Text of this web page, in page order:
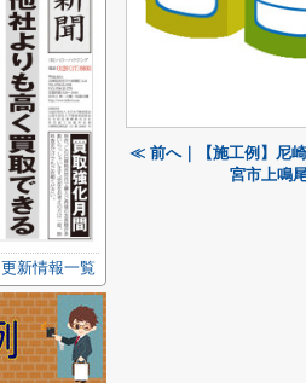
≪ 前へ｜【施工例】尼
宮市上鳴
更新情報一覧